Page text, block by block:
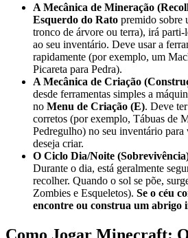
A Mecânica de Mineração
Esquerdo do Rato premido sobre
tronco de árvore ou terra), irá
ao seu inventário. Deve usar a
rapidamente (por exemplo, um
Picareta para Pedra).
A Mecânica de Criação
desde ferramentas simples a
no Menu de Criação (E). Deve
corretos (por exemplo, Tábuas de
Pedregulho) no seu inventário
deseja criar.
O Ciclo Dia/Noite
Durante o dia, está geralmente
recolher. Quando o sol se põe,
Zombies e Esqueletos). Se o céu
encontre ou construa um abrigo
Como Jogar Minecraft: